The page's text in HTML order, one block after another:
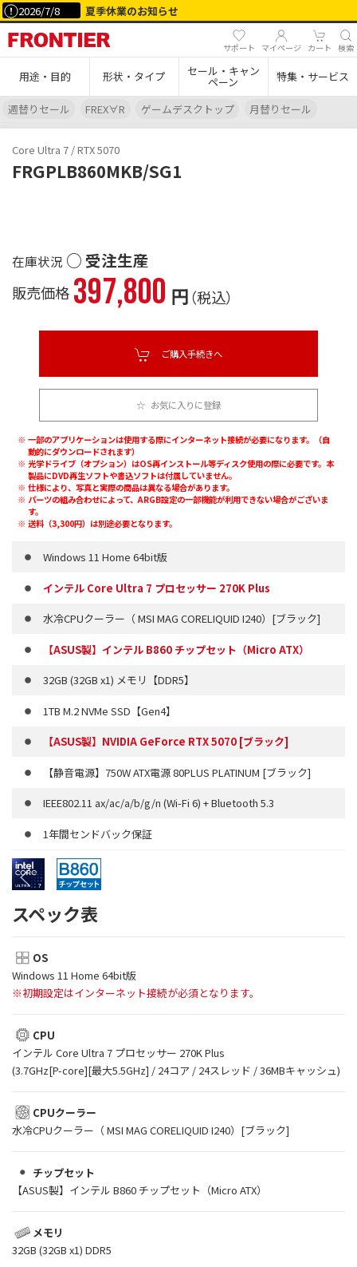
2026/7/8 夏季休業のお知らせ
サポート マイページ カート 検索
用途・目的 形状・タイプ セール・キャン
ペーン 特集・サービス
週替りセール FREX∀R ゲームデスクトップ 月替りセール
FRGPLB860MKB/SG1
Core Ultra 7 / RTX 5070
○ 受注生産
販売価格 397,800 円（税込）
ご購入手続きへ
お気に入りに登録
一部のアプリケーションは使用する際にインターネット接続が必要になります。（自
動的にダウンロードされます）
光学ドライブ（オプション）はOS再インストール等ディスク使用の際に必要です。本
製品にDVD再生ソフトや書込ソフトは付属していません。
仕様により、写真と実際の商品は異なる場合があります。
パーツの組み合わせによって、ARGB設定の一部機能が利用できない場合がございま
す。
送料（3,300円）は別途必要となります。
Windows 11 Home 64bit版
インテル Core Ultra 7 プロセッサー 270K Plus
水冷CPUクーラー（ MSI MAG CORELIQUID I240）[ブラック]
【ASUS製】インテル B860 チップセット（Micro ATX）
32GB (32GB x1) メモリ【DDR5】
1TB M.2 NVMe SSD【Gen4】
【ASUS製】NVIDIA GeForce RTX 5070 [ブラック]
【静音電源】750W ATX電源 80PLUS PLATINUM [ブラック]
IEEE802.11 ax/ac/a/b/g/n (Wi-Fi 6) + Bluetooth 5.3
1年間センドバック保証
スペック表
OS
Windows 11 Home 64bit版
※初期設定はインターネット接続が必須となります。
CPU
インテル Core Ultra 7 プロセッサー 270K Plus
(3.7GHz[P-core][最大5.5GHz] / 24コア / 24スレッド / 36MBキャッシュ)
CPUクーラー
水冷CPUクーラー（ MSI MAG CORELIQUID I240）[ブラック]
チップセット
【ASUS製】インテル B860 チップセット（Micro ATX）
メモリ
32GB (32GB x1) DDR5